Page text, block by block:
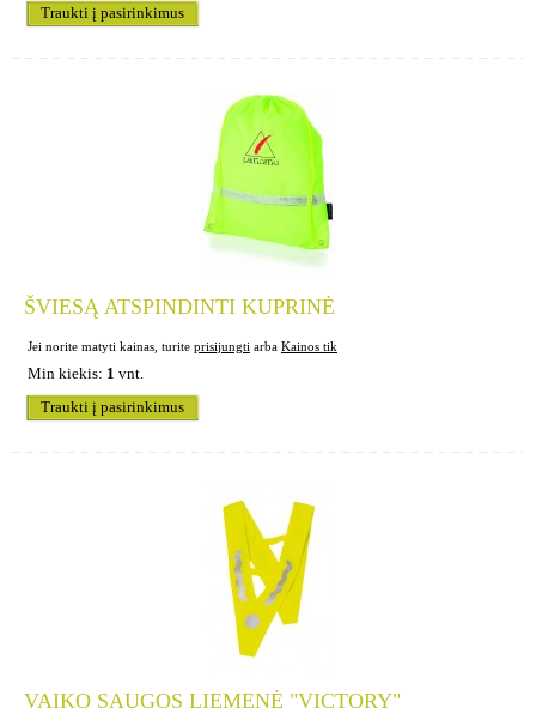
Traukti į pasirinkimus
ŠVIESĄ ATSPINDINTI KUPRINĖ
Jei norite matyti kainas, turite prisijungti arba Kainos tik
Min kiekis: 1 vnt.
Traukti į pasirinkimus
VAIKO SAUGOS LIEMENĖ "VICTORY"